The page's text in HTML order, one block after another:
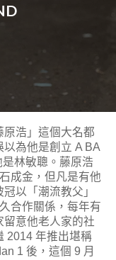
浩」這個大名都
為他是創立 A BA
林敏聰。 藤原浩
成金，但凡是有他
以「潮流教父」
合作關係，每年有
意他老人家的社
2014 年推出堪稱
1 後，這個 9 月